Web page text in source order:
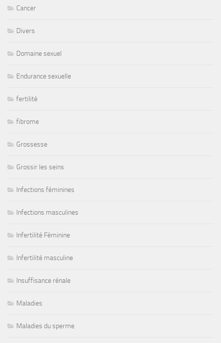
Cancer
Divers
Domaine sexuel
Endurance sexuelle
fertilité
fibrome
Grossesse
Grossir les seins
Infections féminines
Infections masculines
Infertilité Féminine
Infertilité masculine
Insuffisance rénale
Maladies
Maladies du sperme